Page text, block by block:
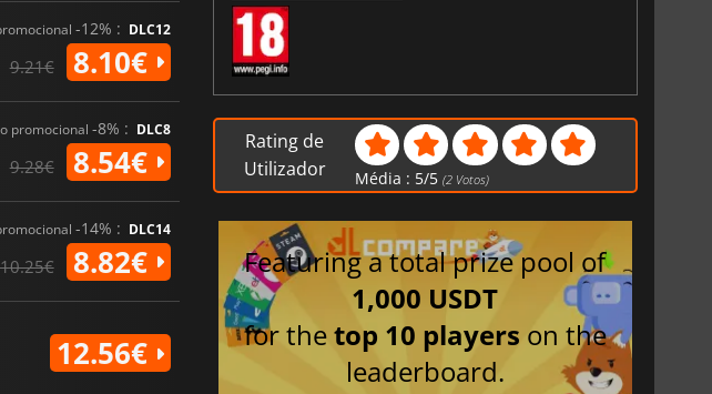
-12% : DLC12
9.21€ 8.10€
promocional -8% : DLC8
9.28€ 8.54€
-14% : DLC14
10.25€ 8.82€
12.56€
Rating de
Utilizador
Média : 5/5 (2 Votos)
Featuring a total prize pool of
1,000 USDT
for thetop 10 players on the
leaderboard.